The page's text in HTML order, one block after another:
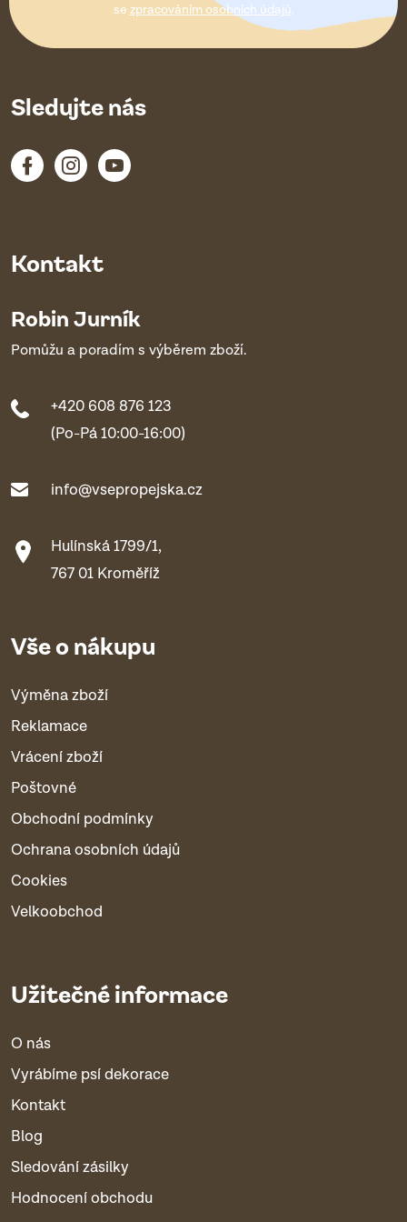
se zpracováním osobních údajů.
Kontakt
Robin Jurník
Pomůžu a poradím s výběrem zboží.
+420 608 876 123
(Po-Pá 10:00-16:00)
info@vsepropejska.cz
Hulínská 1799/1,
767 01 Kroměříž
Vše o nákupu
Výměna zboží
Reklamace
Vrácení zboží
Poštovné
Obchodní podmínky
Ochrana osobních údajů
Cookies
Velkoobchod
Užitečné informace
O nás
Vyrábíme psí dekorace
Kontakt
Blog
Sledování zásilky
Hodnocení obchodu
Sledujte nás